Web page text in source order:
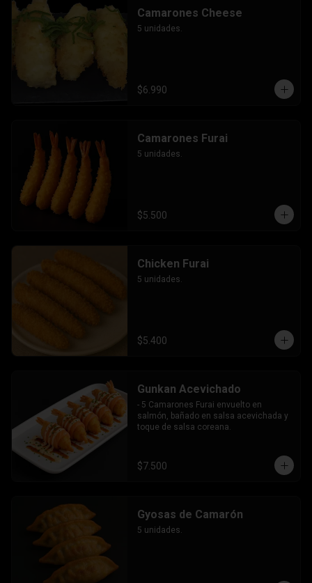
Camarones Cheese
5 unidades.
$6.990
Camarones Furai
5 unidades.
$5.500
Chicken Furai
5 unidades.
$5.400
Gunkan Acevichado
- 5 Camarones Furai envuelto en
salmón, bañado en salsa acevichada y
toque de salsa coreana.
$7.500
Gyosas de Camarón
5 unidades.